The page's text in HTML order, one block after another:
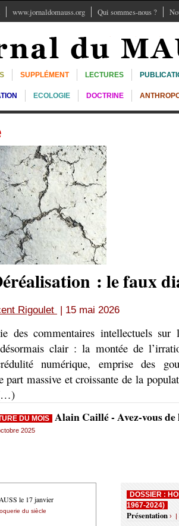
www.jornaldomauss.org Qui sommes-nous ?
SUPPLÉMENT LECTURES
ECOLOGIE DOCTRINE
: le faux
Rigoulet | 15 mai 2026
des commentaires intellectuels sur
clair : la montée de
numérique, emprise des
part massive et croissante de la
DU MOIS Alain Caillé - Avez-vous
2025
DOSSIER :
1967-2024)
Présentation › |
le 17 janvier
du siècle